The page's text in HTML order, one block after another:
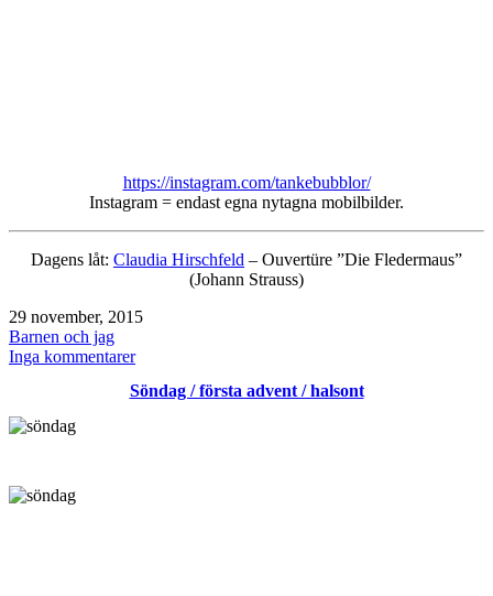
https://instagram.com/tankebubblor/
Instagram = endast egna nytagna mobilbilder.
Dagens låt: Claudia Hirschfeld – Ouvertüre ”Die Fledermaus”
(Johann Strauss)
Publicerat
den
29 november, 2015
Kategoriserat
som
Barnen och jag
Inga kommentarertill
november
Söndag / första advent / halsont